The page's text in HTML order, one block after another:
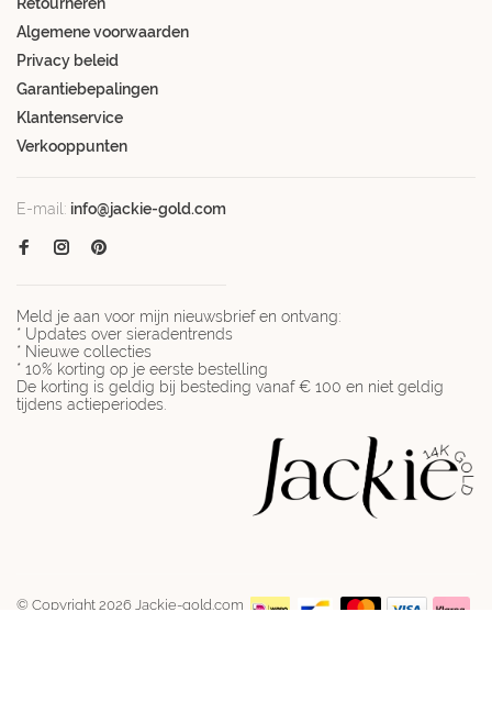
Algemene voorwaarden
Privacy beleid
Garantiebepalingen
Klantenservice
Verkooppunten
E-mail: info@jackie-gold.com
Meld je aan voor mijn nieuwsbrief en ontvang:
* Updates over sieradentrends
* Nieuwe collecties
* 10% korting op je eerste bestelling
De korting is geldig bij besteding vanaf € 100 en niet geldig
tijdens actieperiodes.
© Copyright 2026 Jackie-gold.com